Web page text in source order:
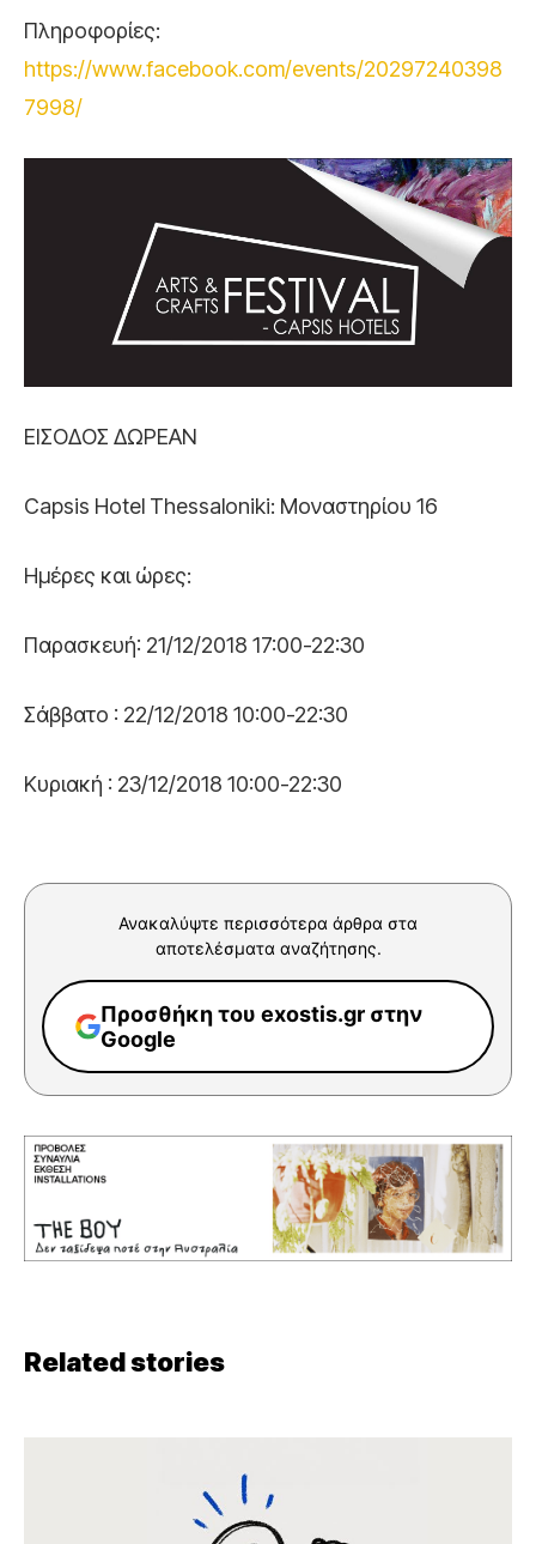
Πληροφορίες:
https://www.facebook.com/events/20297240398
7998/
ΕΙΣΟΔΟΣ ΔΩΡΕΑΝ
Capsis Hotel Thessaloniki: Μοναστηρίου 16
Ημέρες και ώρες:
Παρασκευή: 21/12/2018 17:00-22:30
Σάββατο : 22/12/2018 10:00-22:30
Κυριακή : 23/12/2018 10:00-22:30
Ανακαλύψτε περισσότερα άρθρα στα
αποτελέσματα αναζήτησης.
Προσθήκη του exostis.gr στην
Google
Related stories